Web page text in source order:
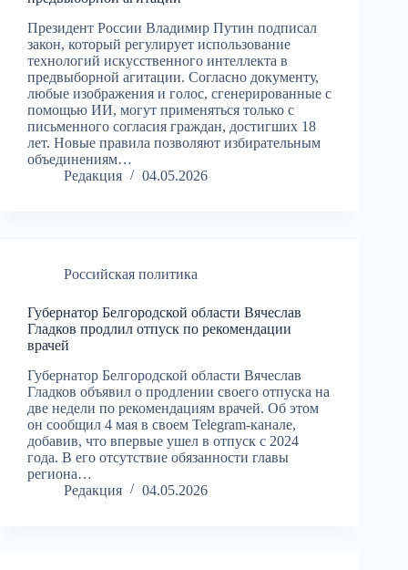
Президент России Владимир Путин подписал
закон, который регулирует использование
технологий искусственного интеллекта в
предвыборной агитации. Согласно документу,
любые изображения и голос, сгенерированные с
помощью ИИ, могут применяться только с
письменного согласия граждан, достигших 18
лет. Новые правила позволяют избирательным
объединениям…
Редакция
04.05.2026
Российская политика
Губернатор Белгородской области Вячеслав
Гладков продлил отпуск по рекомендации
врачей
Губернатор Белгородской области Вячеслав
Гладков объявил о продлении своего отпуска на
две недели по рекомендациям врачей. Об этом
он сообщил 4 мая в своем Telegram-канале,
добавив, что впервые ушел в отпуск с 2024
года. В его отсутствие обязанности главы
региона…
Редакция
04.05.2026